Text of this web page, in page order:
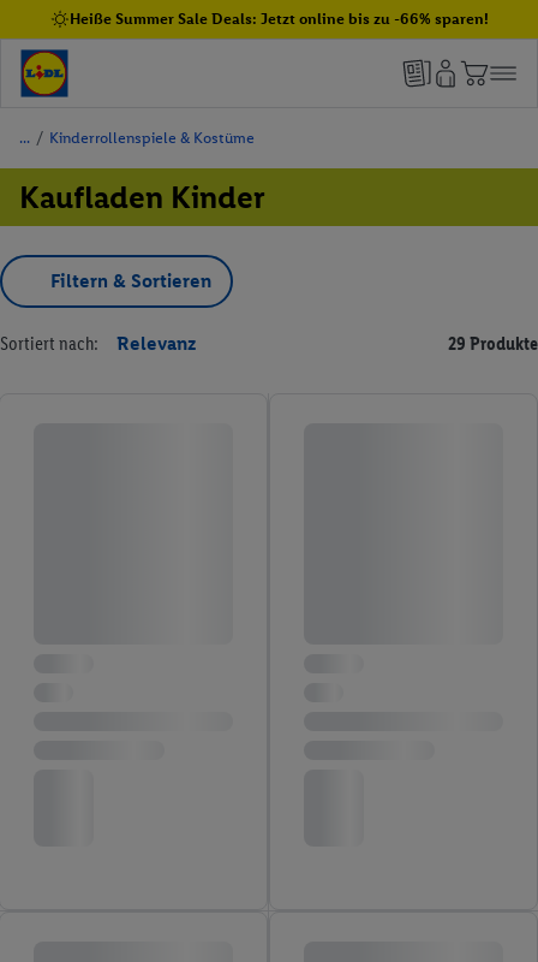
Heiße Summer Sale Deals: Jetzt online bis zu -66% sparen!
/ Kinderrollenspiele & Kostüme
Kaufladen Kinder
Filtern & Sortieren
Sortiert nach: Relevanz 29 Produkte